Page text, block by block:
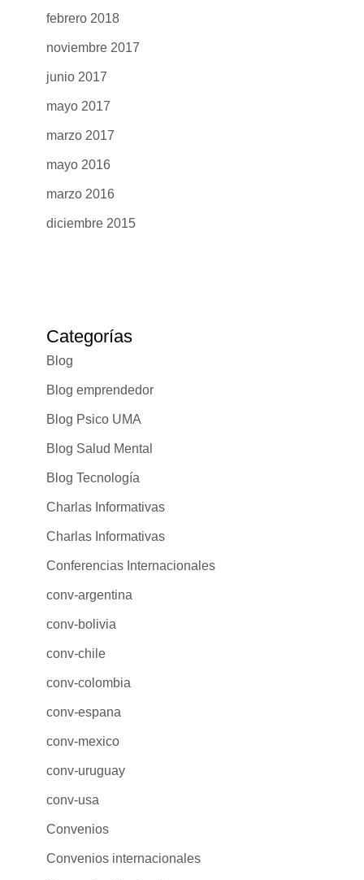
febrero 2018
noviembre 2017
junio 2017
mayo 2017
marzo 2017
mayo 2016
marzo 2016
diciembre 2015
Categorías
Blog
Blog emprendedor
Blog Psico UMA
Blog Salud Mental
Blog Tecnología
Charlas Informativas
Charlas Informativas
Conferencias Internacionales
conv-argentina
conv-bolivia
conv-chile
conv-colombia
conv-espana
conv-mexico
conv-uruguay
conv-usa
Convenios
Convenios internacionales